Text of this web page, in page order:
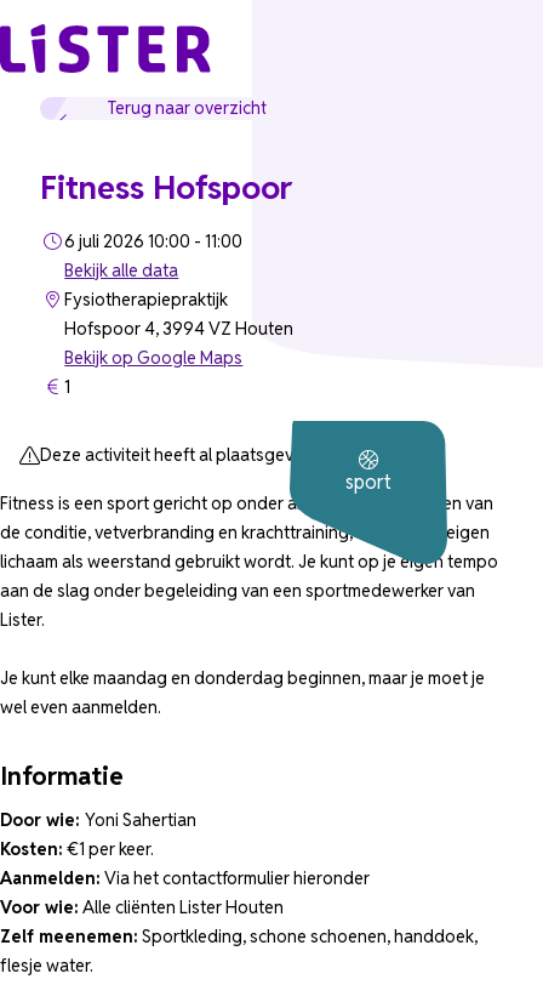
Ga naar de inhoud
Terug naar overzicht
Fitness Hofspoor
6 juli 2026 10:00 - 11:00
Bekijk alle data
Fysiotherapiepraktijk
Hofspoor 4, 3994 VZ Houten
Bekijk op Google Maps
1
sport
Deze activiteit heeft al plaatsgevonden.
Fitness is een sport gericht op onder andere het verbeteren van
de conditie, vetverbranding en krachttraining, waarbij het eigen
lichaam als weerstand gebruikt wordt. Je kunt op je eigen tempo
aan de slag onder begeleiding van een sportmedewerker van
Lister.
Je kunt elke maandag en donderdag beginnen, maar je moet je
wel even aanmelden.
Informatie
Door wie: Yoni Sahertian
Kosten: €1 per keer.
Aanmelden: Via het contactformulier hieronder
Voor wie: Alle cliënten Lister Houten
Zelf meenemen: Sportkleding, schone schoenen, handdoek,
flesje water.